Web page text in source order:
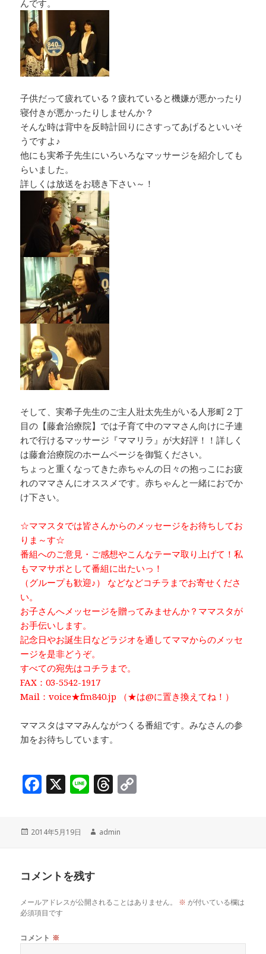
んです。
子供だって疲れている？疲れていると機嫌が悪かったり
寝付きが悪かったりしませんか？
そんな時は背中を反時計回りにさすってあげるといいそ
うですよ♪
他にも実希子先生にいろいろなマッサージを紹介しても
らいました。
詳しくは放送をお聴き下さい～！
そして、実希子先生のご主人壯太先生がいる人形町２丁
目の【藤倉治療院】では子育て中のママさん向けに子連
れで行けるマッサージ『ママリラ』が大好評！！詳しく
は藤倉治療院のホームページを御覧ください。
ちょっと重くなってきた赤ちゃんの日々の抱っこにお疲
れのママさんにオススメです。赤ちゃんと一緒におでか
け下さい。
☆ママスタでは皆さんからのメッセージをお待ちしてお
りま～す☆
番組へのご意見・ご感想やこんなテーマ取り上げて！私
もママサポとして番組に出たいっ！
（グループも歓迎♪） などなどコチラまでお寄せくださ
い。
お子さんへメッセージを贈ってみませんか？ママスタが
お手伝いします。
記念日やお誕生日などラジオを通してママからのメッセ
ージを是非どうぞ。
すべての宛先はコチラまで。
FAX：03-5542-1917
Mail：voice★fm840.jp （★は@に置き換えてね！）
ママスタはママみんながつくる番組です。みなさんの参
加をお待ちしています。
F
c
e
o
o
k
X Li
e
T
r
e
s k
投
2014年5月19日
作
admin
コメントを残す
メールアドレスが公開されることはありません。 ※ が付いている欄は
必須項目です
コメント ※